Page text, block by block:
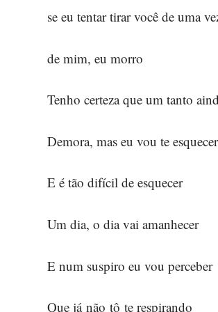
se eu tentar tirar você de uma
de mim, eu morro
Tenho certeza que um tanto
Demora, mas eu vou te esquecer
E é tão difícil de esquecer
Um dia, o dia vai amanhecer
E num suspiro eu vou perceber
Que já não tô te respirando